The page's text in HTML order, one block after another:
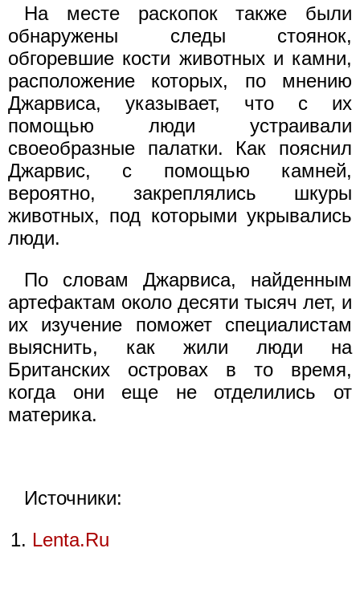
На месте раскопок также были
обнаружены следы стоянок,
обгоревшие кости животных и камни,
расположение которых, по мнению
Джарвиса, указывает, что с их
помощью люди устраивали
своеобразные палатки. Как пояснил
Джарвис, с помощью камней,
вероятно, закреплялись шкуры
животных, под которыми укрывались
люди.
По словам Джарвиса, найденным
артефактам около десяти тысяч лет, и
их изучение поможет специалистам
выяснить, как жили люди на
Британских островах в то время,
когда они еще не отделились от
материка.
Источники:
Lenta.Ru